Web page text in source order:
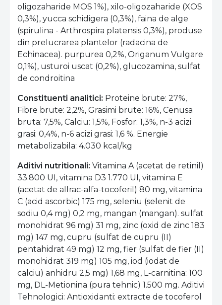
oligozaharide MOS 1%), xilo-oligozaharide (XOS
0,3%), yucca schidigera (0,3%), faina de alge
(spirulina - Arthrospira platensis 0,3%), produse
din prelucrarea plantelor (radacina de
Echinacea). purpurea 0,2%, Origanum Vulgare
0,1%), usturoi uscat (0,2%), glucozamina, sulfat
de condroitina
Constituenti analitici: Proteine brute: 27%,
Fibre brute: 2,2%, Grasimi brute: 16%, Cenusa
bruta: 7,5%, Calciu: 1,5%, Fosfor: 1,3%, n-3 acizi
grasi: 0,4%, n-6 acizi grasi: 1,6 %. Energie
metabolizabila: 4.030 kcal/kg
Aditivi nutritionali: Vitamina A (acetat de retinil)
33.800 UI, vitamina D3 1.770 UI, vitamina E
(acetat de allrac-alfa-tocoferil) 80 mg, vitamina
C (acid ascorbic) 175 mg, seleniu (selenit de
sodiu 0,4 mg) 0,2 mg, mangan (mangan). sulfat
monohidrat 96 mg) 31 mg, zinc (oxid de zinc 183
mg) 147 mg, cupru (sulfat de cupru (II)
pentahidrat 49 mg) 12 mg, fier (sulfat de fier (II)
monohidrat 319 mg) 105 mg, iod (iodat de
calciu) anhidru 2,5 mg) 1,68 mg, L-carnitina: 100
mg, DL-Metionina (pura tehnic) 1.500 mg. Aditivi
Tehnologici: Antioxidanti: extracte de tocoferol